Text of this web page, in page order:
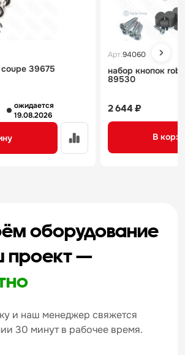
39675
ожидается
19.08.2026
Арт.94060
набор кнопок
89530
2 644 ₽
В
оборудование
проект —
и наш менеджер свяжется
30 минут в рабочее время.